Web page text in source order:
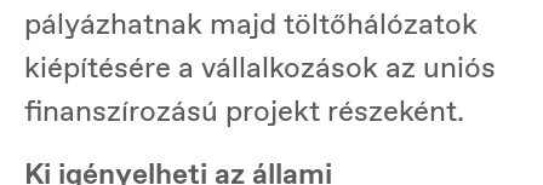
pályázhatnak majd töltőhálózatok
kiépítésére a vállalkozások az uniós
finanszírozású projekt részeként.
Ki igényelheti az állami